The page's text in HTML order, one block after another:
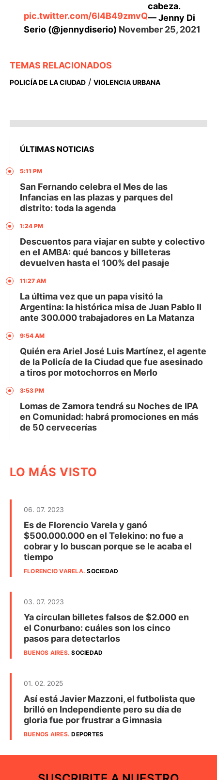
cabeza.
pic.twitter.com/6l4B49zmvQ— Jenny Di
Serio (@jennydiserio) November 25, 2021
TEMAS RELACIONADOS
POLICÍA DE LA CIUDAD / VIOLENCIA URBANA
ÚLTIMAS NOTICIAS
5:11 PM
San Fernando celebra el Mes de las
Infancias en las plazas y parques del
distrito: toda la agenda
1:24 PM
Descuentos para viajar en subte y colectivo
en el AMBA: qué bancos y billeteras
devuelven hasta el 100% del pasaje
11:27 AM
La última vez que un papa visitó la
Argentina: la histórica misa de Juan Pablo II
ante 300.000 trabajadores en La Matanza
9:54 AM
Quién era Ariel José Luis Martínez, el agente
de la Policía de la Ciudad que fue asesinado
a tiros por motochorros en Merlo
3:53 PM
Lomas de Zamora tendrá su Noches de IPA
en Comunidad: habrá promociones en más
de 50 cervecerías
LO MÁS VISTO
06. 07. 2023
Es de Florencio Varela y ganó
$500.000.000 en el Telekino: no fue a
cobrar y lo buscan porque se le acaba el
tiempo
FLORENCIO VARELA.SOCIEDAD
03. 07. 2023
Ya circulan billetes falsos de $2.000 en
el Conurbano: cuáles son los cinco
pasos para detectarlos
BUENOS AIRES.SOCIEDAD
01. 02. 2025
Así está Javier Mazzoni, el futbolista que
brilló en Independiente pero su día de
gloria fue por frustrar a Gimnasia
BUENOS AIRES.DEPORTES